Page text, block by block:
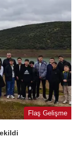
Flaş Gelişme